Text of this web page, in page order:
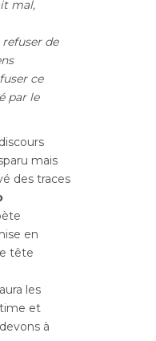
mal,
de
ce
par le
mais
des traces
en
tête
les
et
à